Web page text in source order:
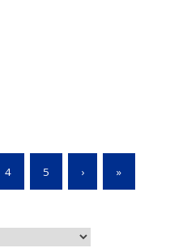
4 5 › »